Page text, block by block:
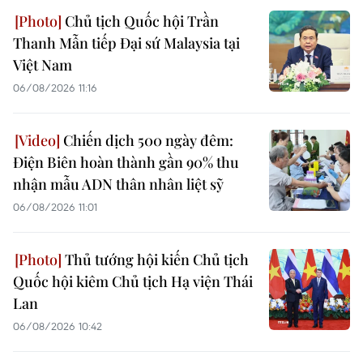
Chủ tịch Quốc hội Trần
Thanh Mẫn tiếp Đại sứ Malaysia tại
Việt Nam
06/08/2026 11:16
Chiến dịch 500 ngày đêm:
Điện Biên hoàn thành gần 90% thu
nhận mẫu ADN thân nhân liệt sỹ
06/08/2026 11:01
Thủ tướng hội kiến Chủ tịch
Quốc hội kiêm Chủ tịch Hạ viện Thái
Lan
06/08/2026 10:42